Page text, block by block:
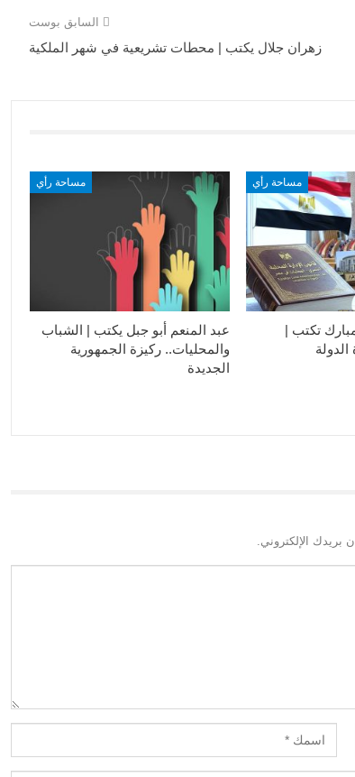
السابق بوست
زهران جلال يكتب | محطات تشريعية في شهر الملكية
مساحة رأي
عبد المنعم أبو جبل يكتب | الشباب
والمحليات.. ركيزة الجمهورية
الجديدة
مساحة رأي
تكتب |
بريدك الإلكتروني.